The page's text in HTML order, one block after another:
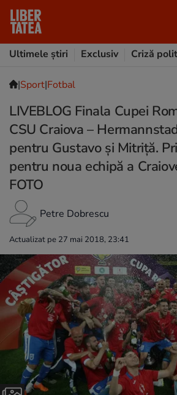
Ultimele știri
Exclusiv Criză
|Sport|Fotbal
LIVEBLOG Finala Cupei
CSU Craiova –
pentru Gustavo și Mitriță.
pentru noua echipă a
FOTO
Petre Dobrescu
Actualizat pe 27 mai 2018, 23:41